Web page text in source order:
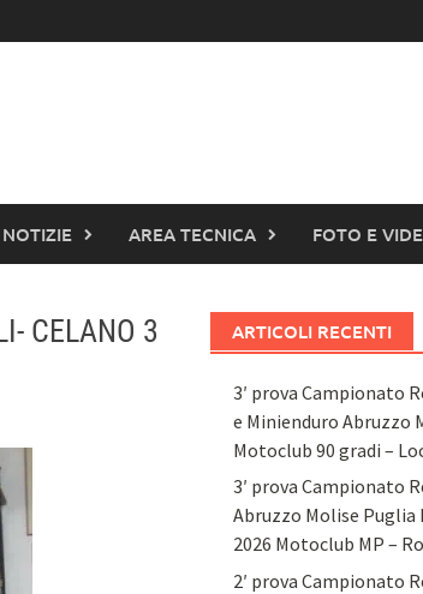
NOTIZIE AREA TECNICA FOTO E
CELANO 3
ARTICOLI RECENTI
3′ prova Campionato
e Minienduro Abruzzo
Motoclub 90 gradi –
3′ prova Campionato
Abruzzo Molise Puglia
2026 Motoclub MP –
2′ prova Campionato